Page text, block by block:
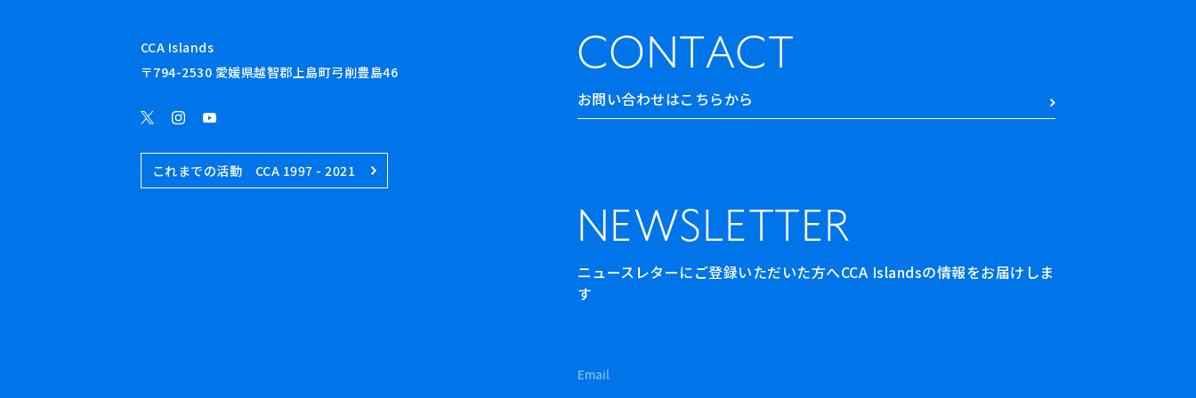
CONTACT
お問い合わせはこちらから
NEWSLETTER
ニュースレターにご登録いただいた方へCCA Islandsの情報をお届けしま
す
CCA Islands
〒794-2530 愛媛県越智郡上島町弓削豊島46
これまでの活動 CCA 1997 - 2021